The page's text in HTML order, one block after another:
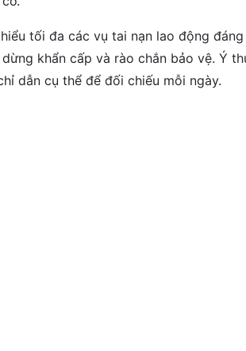
tối đa các vụ tai nạn lao động
khẩn cấp và rào chắn bảo vệ. Ý
dẫn cụ thể để đối chiếu mỗi ngày.